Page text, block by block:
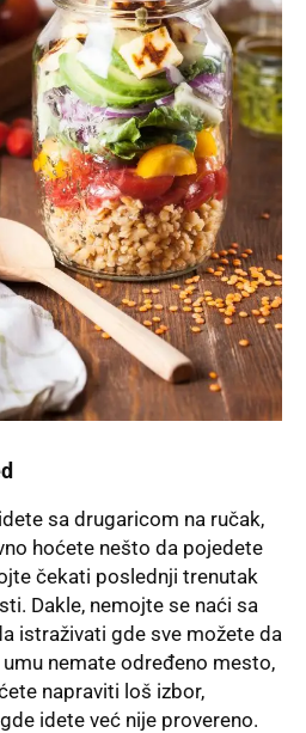
sa drugaricom na ručak,
hoćete nešto da pojedete
čekati poslednji trenutak
Dakle, nemojte se naći sa
istraživati gde sve možete da
nemate određeno mesto,
napraviti loš izbor,
idete već nije provereno.